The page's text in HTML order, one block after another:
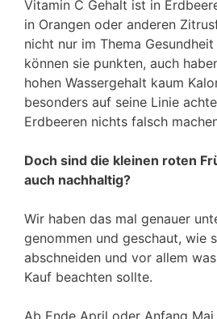
Vitamin C Gehalt ist in
in Orangen oder anderen
nicht nur im Thema
können sie punkten, auch
hohen Wassergehalt kaum
besonders auf seine Linie
Erdbeeren nichts falsch
Doch sind die kleinen roten
auch nachhaltig?
Wir haben das mal genauer
genommen und geschaut, wie
abschneiden und vor allem
Kauf beachten sollte.
Ab Ende April oder Anfang